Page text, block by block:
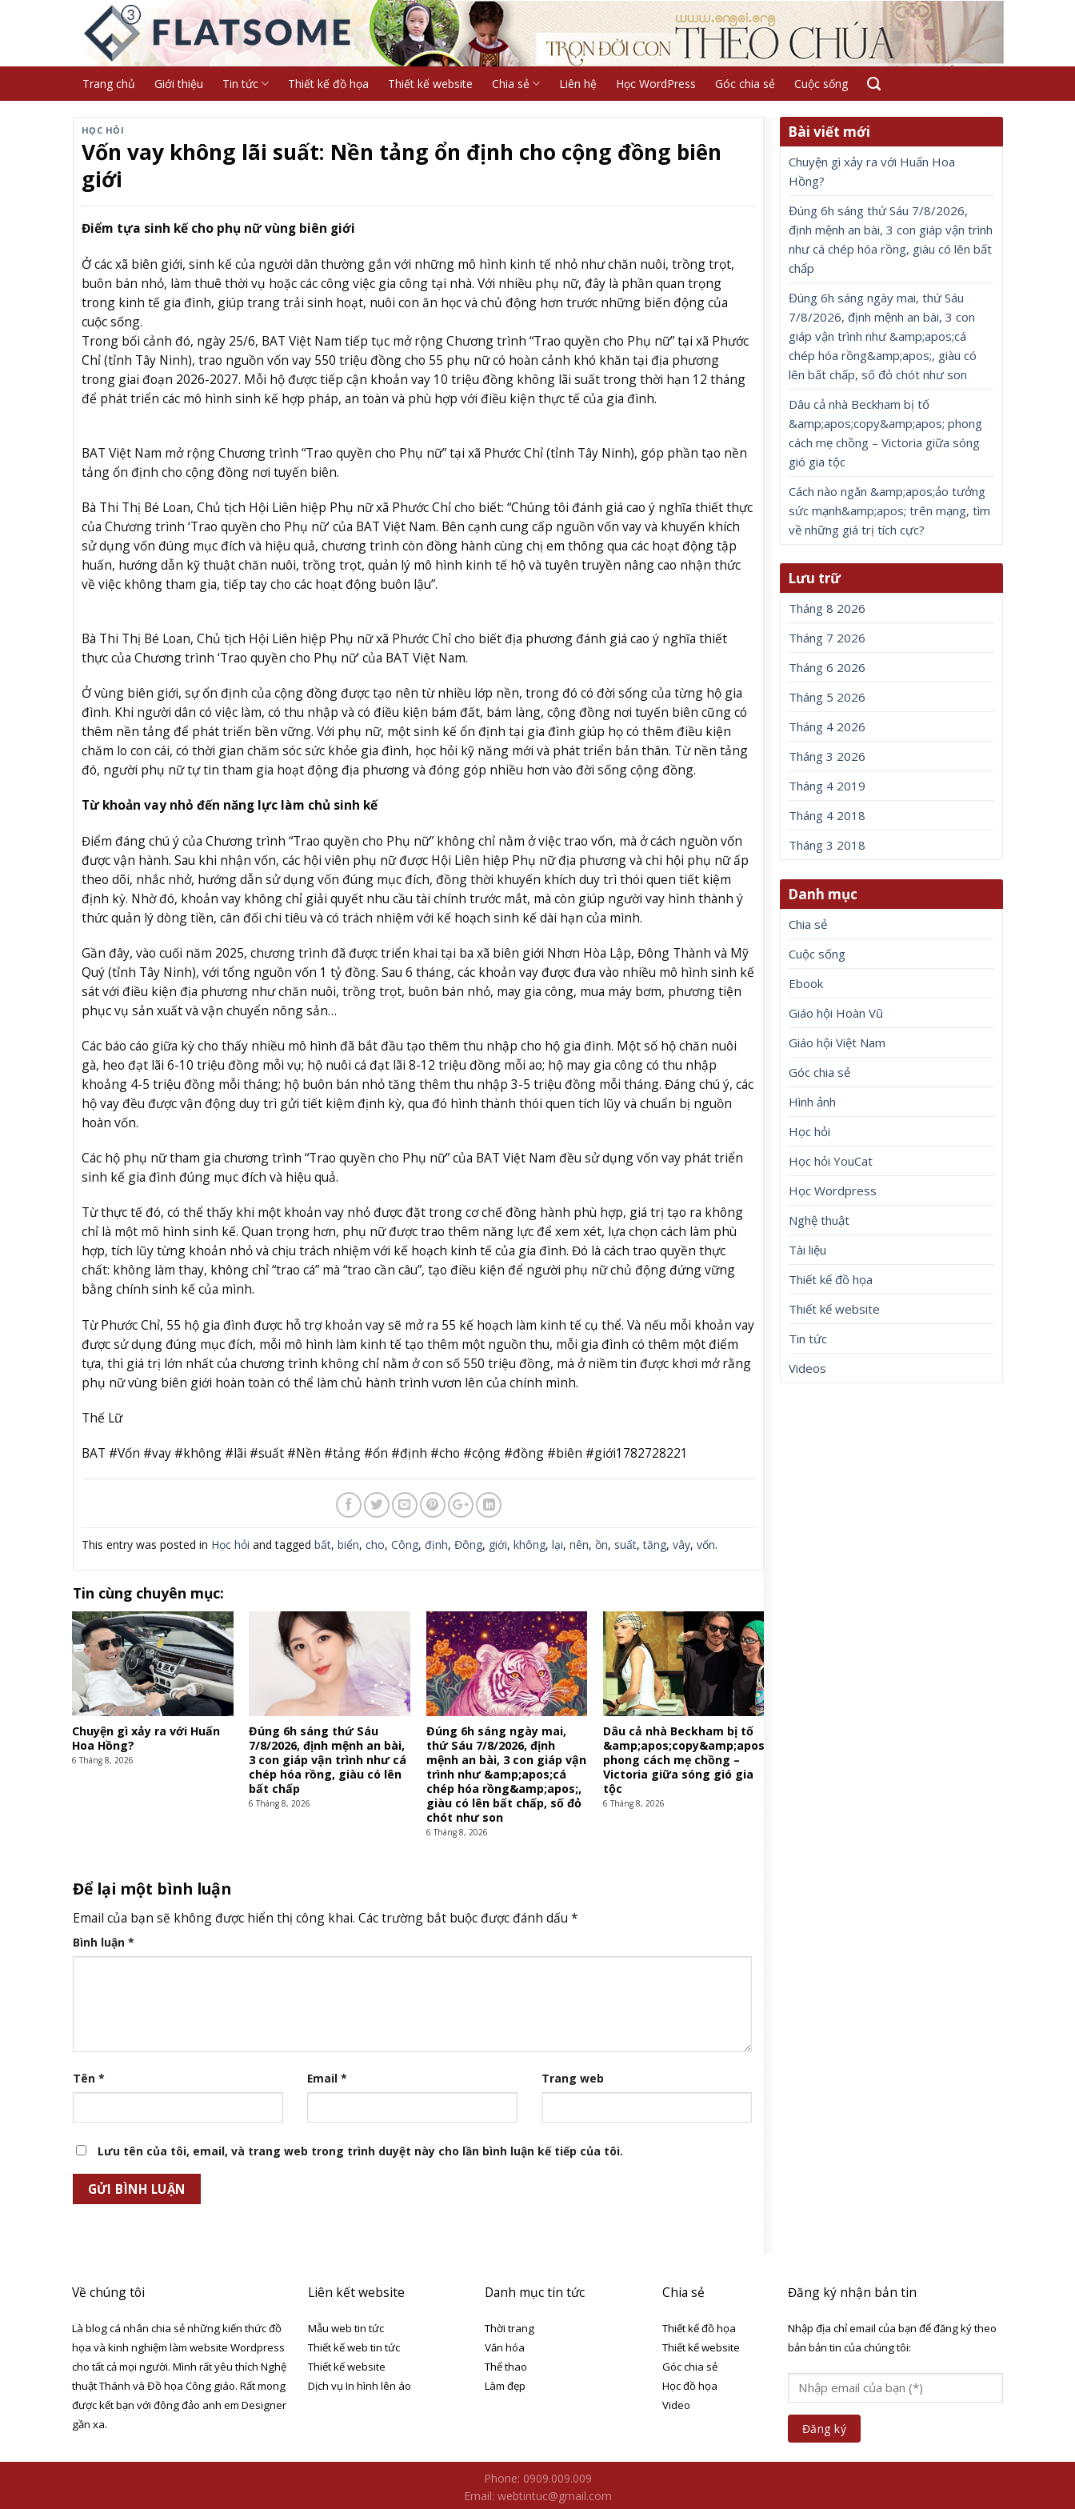
Trang chủ Giới thiệu Tin tức Thiết kế đồ họa Thiết kế website Chia sẻ Liên hệ Học WordPress Góc chia sẻ Cuộc sống
HỌC HỎI
Vốn vay không lãi suất: Nền tảng ổn định cho cộng đồng biên
giới
Điểm tựa sinh kế cho phụ nữ vùng biên giới
Ở các xã biên giới, sinh kế của người dân thường gắn với những mô hình kinh tế nhỏ như chăn nuôi, trồng trọt,
buôn bán nhỏ, làm thuê thời vụ hoặc các công việc gia công tại nhà. Với nhiều phụ nữ, đây là phần quan trọng
trong kinh tế gia đình, giúp trang trải sinh hoạt, nuôi con ăn học và chủ động hơn trước những biến động của
cuộc sống.
Trong bối cảnh đó, ngày 25/6, BAT Việt Nam tiếp tục mở rộng Chương trình “Trao quyền cho Phụ nữ” tại xã Phước
Chỉ (tỉnh Tây Ninh), trao nguồn vốn vay 550 triệu đồng cho 55 phụ nữ có hoàn cảnh khó khăn tại địa phương
trong giai đoạn 2026-2027. Mỗi hộ được tiếp cận khoản vay 10 triệu đồng không lãi suất trong thời hạn 12 tháng
để phát triển các mô hình sinh kế hợp pháp, an toàn và phù hợp với điều kiện thực tế của gia đình.
BAT Việt Nam mở rộng Chương trình “Trao quyền cho Phụ nữ” tại xã Phước Chỉ (tỉnh Tây Ninh), góp phần tạo nền
tảng ổn định cho cộng đồng nơi tuyến biên.
Bà Thi Thị Bé Loan, Chủ tịch Hội Liên hiệp Phụ nữ xã Phước Chỉ cho biết: “Chúng tôi đánh giá cao ý nghĩa thiết thực
của Chương trình ‘Trao quyền cho Phụ nữ’ của BAT Việt Nam. Bên cạnh cung cấp nguồn vốn vay và khuyến khích
sử dụng vốn đúng mục đích và hiệu quả, chương trình còn đồng hành cùng chị em thông qua các hoạt động tập
huấn, hướng dẫn kỹ thuật chăn nuôi, trồng trọt, quản lý mô hình kinh tế hộ và tuyên truyền nâng cao nhận thức
về việc không tham gia, tiếp tay cho các hoạt động buôn lậu”.
Bà Thi Thị Bé Loan, Chủ tịch Hội Liên hiệp Phụ nữ xã Phước Chỉ cho biết địa phương đánh giá cao ý nghĩa thiết
thực của Chương trình ‘Trao quyền cho Phụ nữ’ của BAT Việt Nam.
Ở vùng biên giới, sự ổn định của cộng đồng được tạo nên từ nhiều lớp nền, trong đó có đời sống của từng hộ gia
đình. Khi người dân có việc làm, có thu nhập và có điều kiện bám đất, bám làng, cộng đồng nơi tuyến biên cũng có
thêm nền tảng để phát triển bền vững. Với phụ nữ, một sinh kế ổn định tại gia đình giúp họ có thêm điều kiện
chăm lo con cái, có thời gian chăm sóc sức khỏe gia đình, học hỏi kỹ năng mới và phát triển bản thân. Từ nền tảng
đó, người phụ nữ tự tin tham gia hoạt động địa phương và đóng góp nhiều hơn vào đời sống cộng đồng.
Từ khoản vay nhỏ đến năng lực làm chủ sinh kế
Điểm đáng chú ý của Chương trình “Trao quyền cho Phụ nữ” không chỉ nằm ở việc trao vốn, mà ở cách nguồn vốn
được vận hành. Sau khi nhận vốn, các hội viên phụ nữ được Hội Liên hiệp Phụ nữ địa phương và chi hội phụ nữ ấp
theo dõi, nhắc nhở, hướng dẫn sử dụng vốn đúng mục đích, đồng thời khuyến khích duy trì thói quen tiết kiệm
định kỳ. Nhờ đó, khoản vay không chỉ giải quyết nhu cầu tài chính trước mắt, mà còn giúp người vay hình thành ý
thức quản lý dòng tiền, cân đối chi tiêu và có trách nhiệm với kế hoạch sinh kế dài hạn của mình.
Gần đây, vào cuối năm 2025, chương trình đã được triển khai tại ba xã biên giới Nhơn Hòa Lập, Đông Thành và Mỹ
Quý (tỉnh Tây Ninh), với tổng nguồn vốn 1 tỷ đồng. Sau 6 tháng, các khoản vay được đưa vào nhiều mô hình sinh kế
sát với điều kiện địa phương như chăn nuôi, trồng trọt, buôn bán nhỏ, may gia công, mua máy bơm, phương tiện
phục vụ sản xuất và vận chuyển nông sản…
Các báo cáo giữa kỳ cho thấy nhiều mô hình đã bắt đầu tạo thêm thu nhập cho hộ gia đình. Một số hộ chăn nuôi
gà, heo đạt lãi 6-10 triệu đồng mỗi vụ; hộ nuôi cá đạt lãi 8-12 triệu đồng mỗi ao; hộ may gia công có thu nhập
khoảng 4-5 triệu đồng mỗi tháng; hộ buôn bán nhỏ tăng thêm thu nhập 3-5 triệu đồng mỗi tháng. Đáng chú ý, các
hộ vay đều được vận động duy trì gửi tiết kiệm định kỳ, qua đó hình thành thói quen tích lũy và chuẩn bị nguồn
hoàn vốn.
Các hộ phụ nữ tham gia chương trình “Trao quyền cho Phụ nữ” của BAT Việt Nam đều sử dụng vốn vay phát triển
sinh kế gia đình đúng mục đích và hiệu quả.
Từ thực tế đó, có thể thấy khi một khoản vay nhỏ được đặt trong cơ chế đồng hành phù hợp, giá trị tạo ra không
chỉ là một mô hình sinh kế. Quan trọng hơn, phụ nữ được trao thêm năng lực để xem xét, lựa chọn cách làm phù
hợp, tích lũy từng khoản nhỏ và chịu trách nhiệm với kế hoạch kinh tế của gia đình. Đó là cách trao quyền thực
chất: không làm thay, không chỉ “trao cá” mà “trao cần câu”, tạo điều kiện để người phụ nữ chủ động đứng vững
bằng chính sinh kế của mình.
Từ Phước Chỉ, 55 hộ gia đình được hỗ trợ khoản vay sẽ mở ra 55 kế hoạch làm kinh tế cụ thể. Và nếu mỗi khoản vay
được sử dụng đúng mục đích, mỗi mô hình làm kinh tế tạo thêm một nguồn thu, mỗi gia đình có thêm một điểm
tựa, thì giá trị lớn nhất của chương trình không chỉ nằm ở con số 550 triệu đồng, mà ở niềm tin được khơi mở rằng
phụ nữ vùng biên giới hoàn toàn có thể làm chủ hành trình vươn lên của chính mình.
Thế Lữ
BAT #Vốn #vay #không #lãi #suất #Nền #tảng #ổn #định #cho #cộng #đồng #biên #giới1782728221
This entry was posted in Học hỏi and tagged bất, biển, cho, Công, định, Đông, giới, không, lại, nên, ồn, suất,tăng, vây, vốn.
Tin cùng chuyên mục:
Chuyện gì xảy ra với Huấn
Hoa Hồng?
6 Tháng 8, 2026
Đúng 6h sáng thứ Sáu
7/8/2026, định mệnh an bài,
3 con giáp vận trình như cá
chép hóa rồng, giàu có lên
bất chấp
6 Tháng 8, 2026
Đúng 6h sáng ngày mai,
thứ Sáu 7/8/2026, định
mệnh an bài, 3 con giáp vận
trình như &amp;apos;cá
chép hóa rồng&amp;apos;,
giàu có lên bất chấp, số đỏ
chót như son
6 Tháng 8, 2026
Dâu cả nhà Beckham bị tố
&amp;apos;copy&amp;apos;
phong cách mẹ chồng –
Victoria giữa sóng gió gia
tộc
6 Tháng 8, 2026
Để lại một bình luận
Email của bạn sẽ không được hiển thị công khai. Các trường bắt buộc được đánh dấu *
Bình luận *
Tên * Email * Trang web
Lưu tên của tôi, email, và trang web trong trình duyệt này cho lần bình luận kế tiếp của tôi.
Bài viết mới
Chuyện gì xảy ra với Huấn Hoa
Hồng?
Đúng 6h sáng thứ Sáu 7/8/2026,
định mệnh an bài, 3 con giáp vận trình
như cá chép hóa rồng, giàu có lên bất
chấp
Đúng 6h sáng ngày mai, thứ Sáu
7/8/2026, định mệnh an bài, 3 con
giáp vận trình như &amp;apos;cá
chép hóa rồng&amp;apos;, giàu có
lên bất chấp, số đỏ chót như son
Dâu cả nhà Beckham bị tố
&amp;apos;copy&amp;apos; phong
cách mẹ chồng – Victoria giữa sóng
gió gia tộc
Cách nào ngăn &amp;apos;ảo tưởng
sức mạnh&amp;apos; trên mạng, tìm
về những giá trị tích cực?
Lưu trữ
Tháng 8 2026
Tháng 7 2026
Tháng 6 2026
Tháng 5 2026
Tháng 4 2026
Tháng 3 2026
Tháng 4 2019
Tháng 4 2018
Tháng 3 2018
Danh mục
Chia sẻ
Cuộc sống
Ebook
Giáo hội Hoàn Vũ
Giáo hội Việt Nam
Góc chia sẻ
Hình ảnh
Học hỏi
Học hỏi YouCat
Học Wordpress
Nghệ thuật
Tài liệu
Thiết kế đồ họa
Thiết kế website
Tin tức
Videos
Về chúng tôi
Là blog cá nhân chia sẻ những kiến thức đồ
họa và kinh nghiệm làm website Wordpress
cho tất cả mọi người. Mình rất yêu thích Nghệ
thuật Thánh và Đồ họa Công giáo. Rất mong
được kết bạn với đông đảo anh em Designer
gần xa.
Liên kết website
Mẫu web tin tức
Thiết kế web tin tức
Thiết kế website
Dịch vụ In hình lên áo
Danh mục tin tức
Thời trang
Văn hóa
Thể thao
Làm đẹp
Chia sẻ
Thiết kế đồ họa
Thiết kế website
Góc chia sẻ
Học đồ họa
Video
Đăng ký nhận bản tin
Nhập địa chỉ email của bạn để đăng ký theo
bản bản tin của chúng tôi:
Phone: 0909.009.009
Email: webtintuc@gmail.com